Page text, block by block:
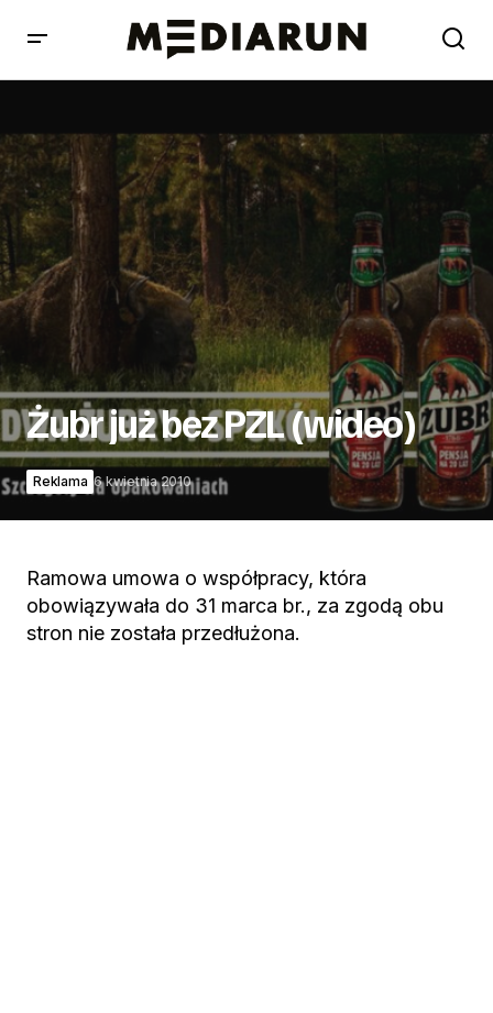
Żubr już bez PZL (wideo)
Reklama 6 kwietnia 2010
Ramowa umowa o współpracy, która
obowiązywała do 31 marca br., za zgodą obu
stron nie została przedłużona.